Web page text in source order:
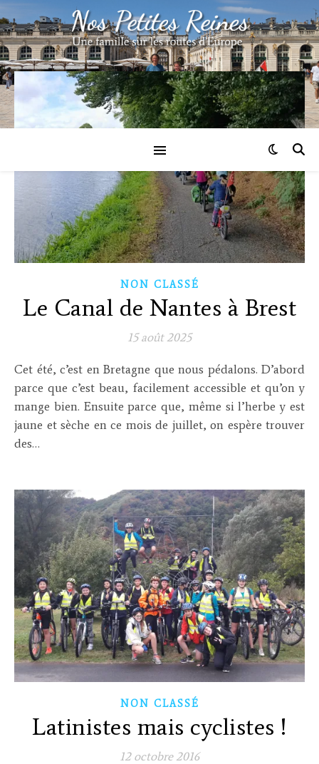
NON CLASSÉ
Le Canal de Nantes à Brest
15 août 2025
Cet été, c’est en Bretagne que nous pédalons. D’abord
parce que c’est beau, facilement accessible et qu’on y
mange bien. Ensuite parce que, même si l’herbe y est
jaune et sèche en ce mois de juillet, on espère trouver
des…
NON CLASSÉ
Latinistes mais cyclistes !
12 octobre 2016